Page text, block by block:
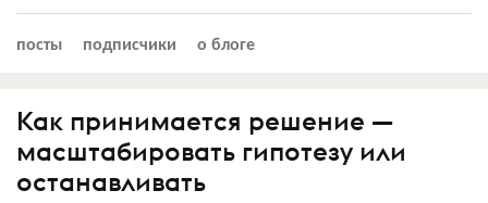
посты подписчики о блоге
Как принимается решение —
масштабировать гипотезу или
останавливать